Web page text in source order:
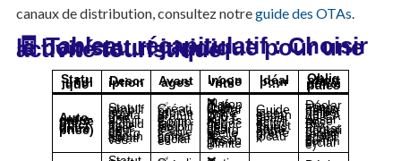
canaux de distribution, consultez notreguide des OTAs.
🧾 Tableau récapitulatif : Choisir le bon statut juridique pour une activité touristique
Statut juridique Description Avantages Inconvénients Idéal pour… Obligations principales
Auto-entrepreneur (micro-entreprise)
Statut simplifié pour démarrer une activité individuelle avec peu de charges administratives.
✅ Création rapide et gratuite
✅ Comptabilité simplifiée
✅ Faibles cotisations sociales
❌ Plafond de chiffre d’affaires limité (77 700 € env.)
❌ Pas de déduction des charges réelles
❌ Responsabilité illimitée Guides indépendants, petites activités touristiques, auto-entrepreneurs locaux
– Déclaration mensuelle/trimestrielle du CA
– Assurance RC Pro
– Immatriculation au registre (si activité commerciale)